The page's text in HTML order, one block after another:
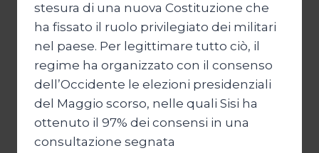
stesura di una nuova Costituzione che
ha fissato il ruolo privilegiato dei militari
nel paese. Per legittimare tutto ciò, il
regime ha organizzato con il consenso
dell’Occidente le elezioni presidenziali
del Maggio scorso, nelle quali Sisi ha
ottenuto il 97% dei consensi in una
consultazione segnata